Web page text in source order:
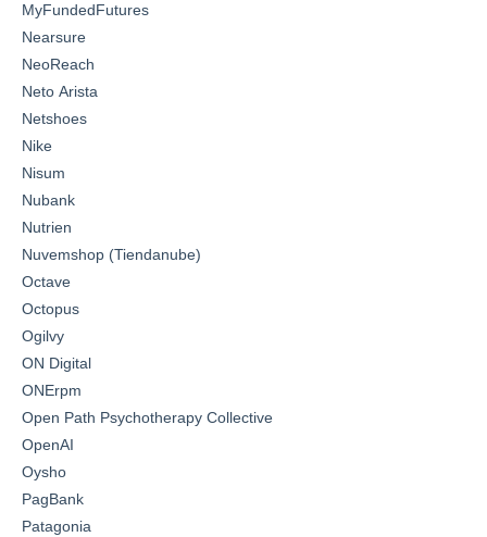
MyFundedFutures
Nearsure
NeoReach
Neto Arista
Netshoes
Nike
Nisum
Nubank
Nutrien
Nuvemshop (Tiendanube)
Octave
Octopus
Ogilvy
ON Digital
ONErpm
Open Path Psychotherapy Collective
OpenAI
Oysho
PagBank
Patagonia